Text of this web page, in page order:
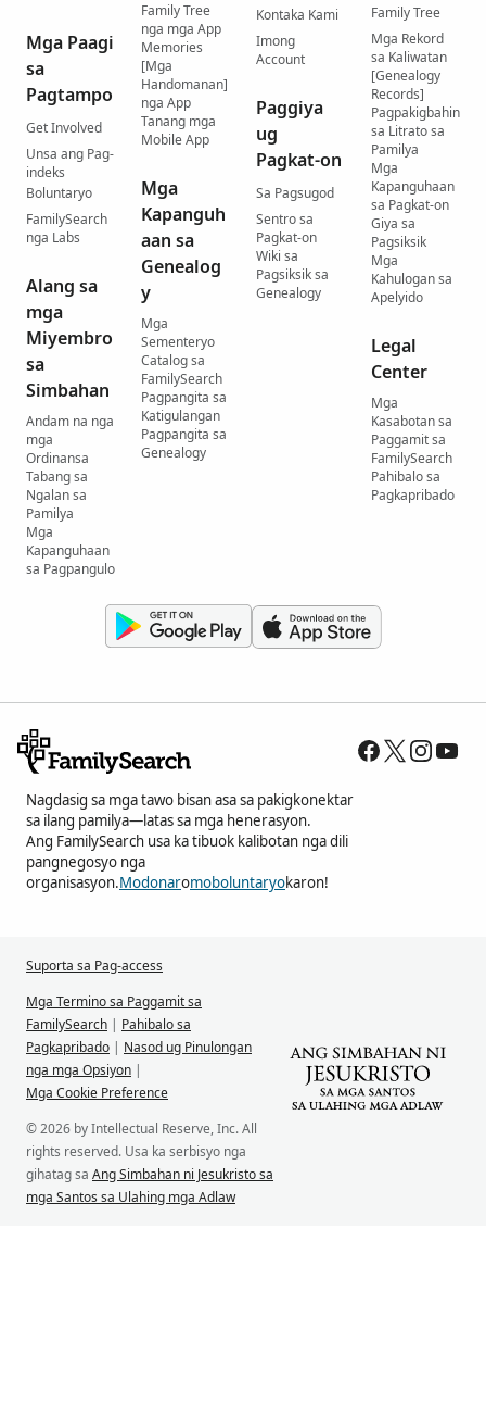
Mga Paagi
sa
Pagtampo
Get Involved
Unsa ang Pag-
indeks
Boluntaryo
FamilySearch
nga Labs
Alang sa
mga
Miyembro
sa
Simbahan
Andam na nga
mga
Ordinansa
Tabang sa
Ngalan sa
Pamilya
Mga
Kapanguhaan
sa Pagpangulo
Family Tree
nga mga App
Memories
[Mga
Handomanan]
nga App
Tanang mga
Mobile App
Mga
Kapanguh
aan sa
Genealog
y
Mga
Sementeryo
Catalog sa
FamilySearch
Pagpangita sa
Katigulangan
Pagpangita sa
Genealogy
Kontaka Kami
Imong
Account
Paggiya
ug
Pagkat-on
Sa Pagsugod
Sentro sa
Pagkat-on
Wiki sa
Pagsiksik sa
Genealogy
Family Tree
Mga Rekord
sa Kaliwatan
[Genealogy
Records]
Pagpakigbahin
sa Litrato sa
Pamilya
Mga
Kapanguhaan
sa Pagkat-on
Giya sa
Pagsiksik
Mga
Kahulogan sa
Apelyido
Legal
Center
Mga
Kasabotan sa
Paggamit sa
FamilySearch
Pahibalo sa
Pagkapribado
Nagdasig sa mga tawo bisan asa sa pakigkonektar
sa ilang pamilya—latas sa mga henerasyon.
Ang FamilySearch usa ka tibuok kalibotan nga dili
pangnegosyo nga
organisasyon.Modonaromoboluntaryokaron!
Suporta sa Pag-access
Mga Termino sa Paggamit sa
FamilySearch | Pahibalo sa
Pagkapribado | Nasod ug Pinulongan
nga mga Opsiyon |
Mga Cookie Preference
© 2026 by Intellectual Reserve, Inc. All
rights reserved. Usa ka serbisyo nga
gihatag sa Ang Simbahan ni Jesukristo sa
mga Santos sa Ulahing mga Adlaw